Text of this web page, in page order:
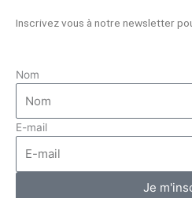
Inscrivez vous à notre newsletter
Nom
E-mail
Je